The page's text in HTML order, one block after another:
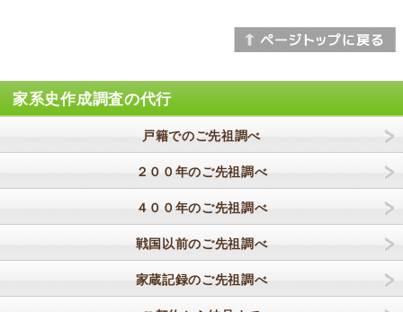
家系史作成調査の代行
戸籍でのご先祖調べ
２００年のご先祖調べ
４００年のご先祖調べ
戦国以前のご先祖調べ
家蔵記録のご先祖調べ